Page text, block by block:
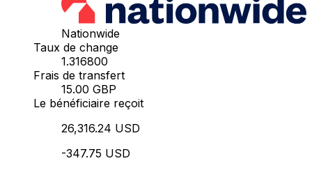
Nationwide
Taux de change
1.316800
Frais de transfert
15.00 GBP
Le bénéficiaire reçoit
26,316.24 USD
-347.75 USD